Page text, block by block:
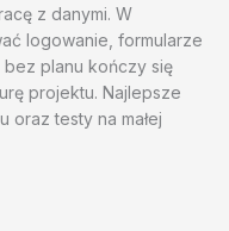
z danymi. W
logowanie, formularze
bez planu kończy się
projektu. Najlepsze
testy na małej